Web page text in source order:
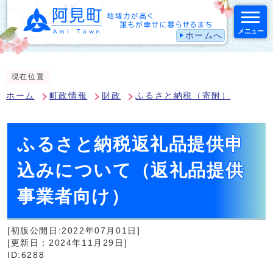
ホームへ メニュー
現在位置
ホーム 町政情報 財政 ふるさと納税（寄附）
ふるさと納税返礼品提供申
込みについて（返礼品提供
事業者向け）
[初版公開日:2022年07月01日]
[更新日：2024年11月29日]
ID:6288